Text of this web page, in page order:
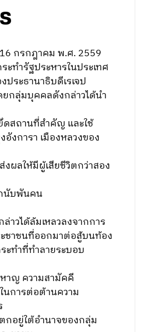
กรกฎาคม พ.ศ. 2559
ะทำรัฐประหารในประเทศ
ระธานาธิบดีเรเจป
กลุ่มบุคคลดังกล่าวได้นำ
ดสถานที่สำคัญ และใช้
อังการา เมืองหลวงของ
ผลให้มีผู้เสียชีวิตกว่าสอง
นับพันคน
าวได้ล้มเหลวลงจากการ
ชาชนที่ออกมาต่อสู้บนท้อง
ะทำที่ทำลายระบอบ
าญ ความสามัคคี
นการต่อต้านความ
กอยู่ใต้อำนาจของกลุ่ม